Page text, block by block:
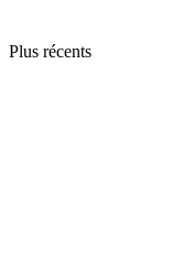
Plus récents